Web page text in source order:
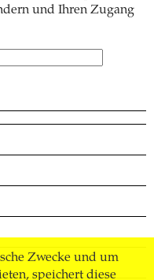
Zwecke und um
speichert diese
und Ihren Zugang